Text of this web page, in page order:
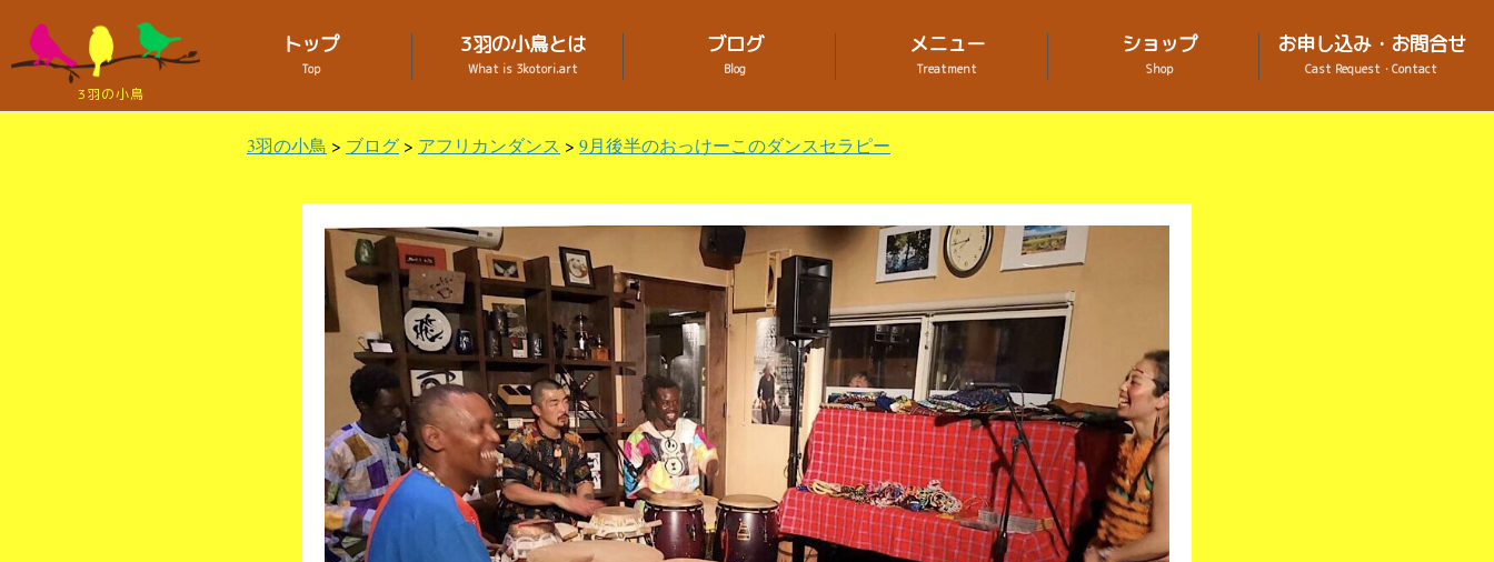
3羽の小鳥
トップ
Top
3羽の小鳥とは
What is 3kotori.art
ブログ
Blog
メニュー
Treatment
ショップ
Shop
お申し込み・お問合せ
Cast Request・Contact
3羽の小鳥 > ブログ > アフリカンダンス > 9月後半のおっけーこのダンスセラピー